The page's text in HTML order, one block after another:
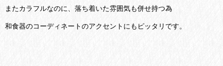
またカラフルなのに、落ち着いた雰囲気も併せ持つ為
和食器のコーディネートのアクセントにもピッタリです。